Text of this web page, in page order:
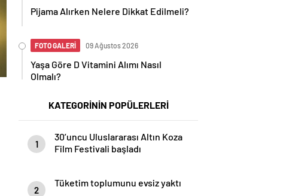
Pijama Alırken Nelere Dikkat Edilmeli?
FOTO GALERİ 09 Ağustos 2026
Yaşa Göre D Vitamini Alımı Nasıl
Olmalı?
KATEGORİNİN POPÜLERLERİ
1
30’uncu Uluslararası Altın Koza
Film Festivali başladı
2
Tüketim toplumunu evsiz yaktı